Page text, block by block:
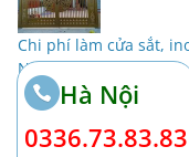
Chi phí làm cửa sắt,
Nội và Tphcm sài gòn
Chi phí làm cửa sắt,
tại Hà Nội và Tphcm
Hà Nội
0336.73.83.83